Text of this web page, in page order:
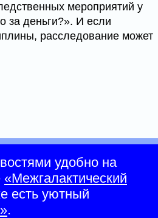
мероприятий у
за деньги?». И если
расследование может
удобно на
«Межгалактический
есть уютный
.